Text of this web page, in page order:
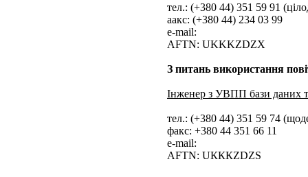
тел.: (+380 44) 351 59 91
aакс: (+380 44) 234 03 99
e-mail:
AFTN: UKKKZDZX
З питань використання
Інженер з УВПП бази даних
тел.: (+380 44) 351 59 74
факс: +380 44 351 66 11
е-mail:
AFTN: UКККZDZS